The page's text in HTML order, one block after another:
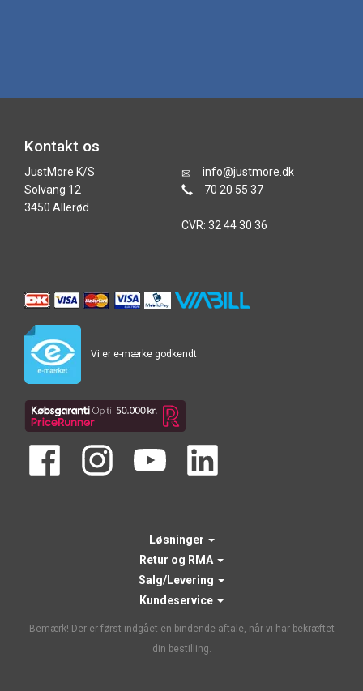
Kontakt os
JustMore K/S
Solvang 12
3450 Allerød
info@justmore.dk
70 20 55 37
CVR: 32 44 30 36
Vi er e-mærke godkendt
Løsninger
Retur og RMA
Salg/Levering
Kundeservice
Bemærk! Der er først indgået en bindende aftale, når vi har bekræftet
din bestilling.